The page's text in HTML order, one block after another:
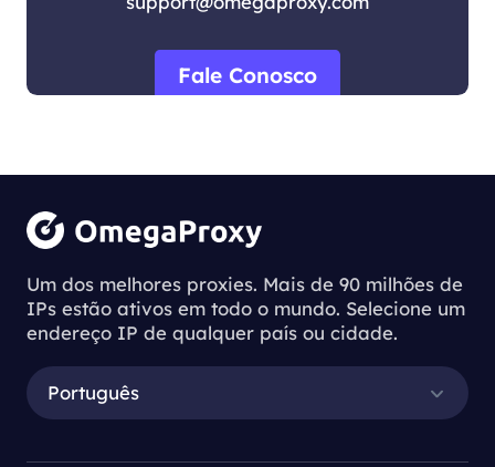
Fale Conosco
Um dos melhores proxies. Mais de 90 milhões de
IPs estão ativos em todo o mundo. Selecione um
endereço IP de qualquer país ou cidade.
Português